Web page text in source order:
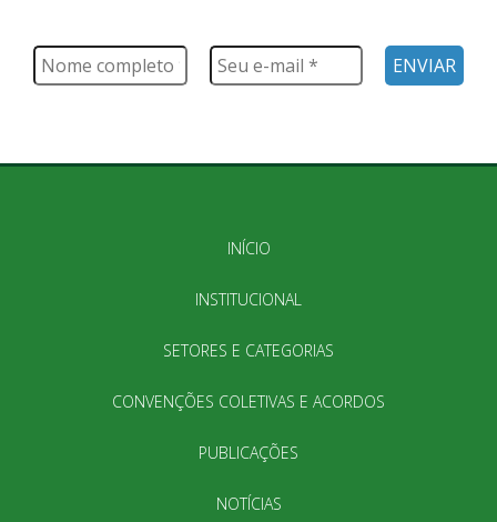
INÍCIO
INSTITUCIONAL
SETORES E CATEGORIAS
CONVENÇÕES COLETIVAS E ACORDOS
PUBLICAÇÕES
NOTÍCIAS